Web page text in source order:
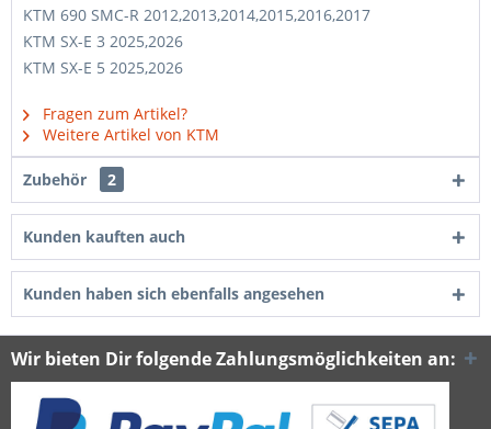
KTM 690 SMC-R 2012,2013,2014,2015,2016,2017
KTM SX-E 3 2025,2026
KTM SX-E 5 2025,2026
Fragen zum Artikel?
Weitere Artikel von KTM
Zubehör 2
Kunden kauften auch
Kunden haben sich ebenfalls angesehen
Wir bieten Dir folgende Zahlungsmöglichkeiten an: